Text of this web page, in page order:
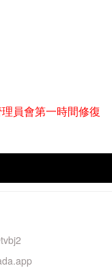
員會第一時間修復